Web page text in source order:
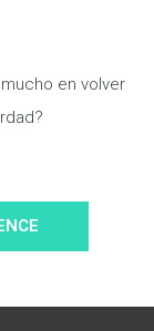
en volver